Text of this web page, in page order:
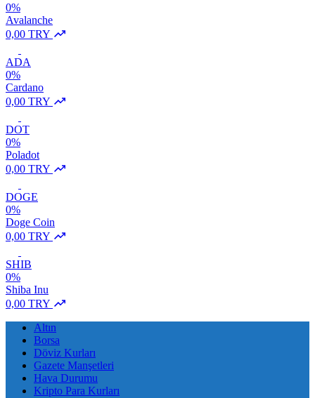
0%
Avalanche
0,00 TRY
ADA
0%
Cardano
0,00 TRY
DOT
0%
Poladot
0,00 TRY
DOGE
0%
Doge Coin
0,00 TRY
SHIB
0%
Shiba Inu
0,00 TRY
Altın
Borsa
Döviz Kurları
Gazete Manşetleri
Hava Durumu
Kripto Para Kurları